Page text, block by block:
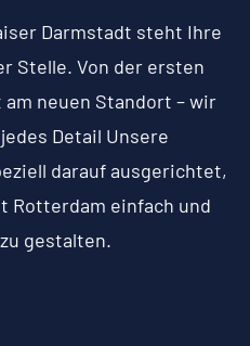
Darmstadt steht Ihre
Stelle. Von der ersten
neuen Standort – wir
Detail Unsere
darauf ausgerichtet,
Rotterdam einfach und
gestalten.